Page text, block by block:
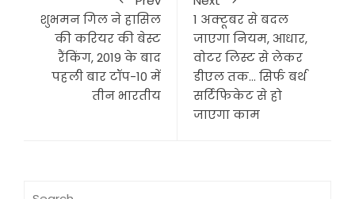
शुभमन गिल ने हासिल
की करियर की बेस्ट
रैंकिंग, 2019 के बाद
पहली बार टॉप-10 में
तीन भारतीय
1 अक्टूबर से बदल
जाएगा नियम, आधार,
वोटर लिस्ट से लेकर
डीएल तक… सिर्फ बर्थ
सर्टिफिकेट से हो
जाएगा काम